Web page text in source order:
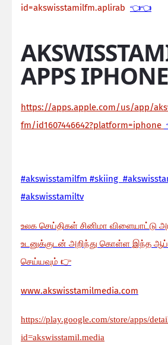
id=akswisstamilfm.aplirab 👈👈
APPS IPHONE
https://apps.apple.com/us/app/
fm/id1607446642?platform=iphone
#akswisstamilfm #skiing
#akswisstamiltv
உலக செய்திகள் சினிமா விளையாட்டு
உடனுக்குடன் அறிந்து கொள்ள இந்த
செய்யவும் 👉
www.akswisstamilmedia.com
https://play.google.com/store/apps/
id=akswisstamil.media